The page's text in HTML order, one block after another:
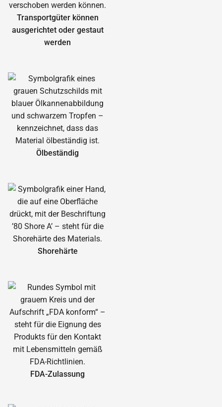
Transportgüter können
ausgerichtet oder gestaut
werden
Ölbeständig
Shorehärte
FDA-Zulassung